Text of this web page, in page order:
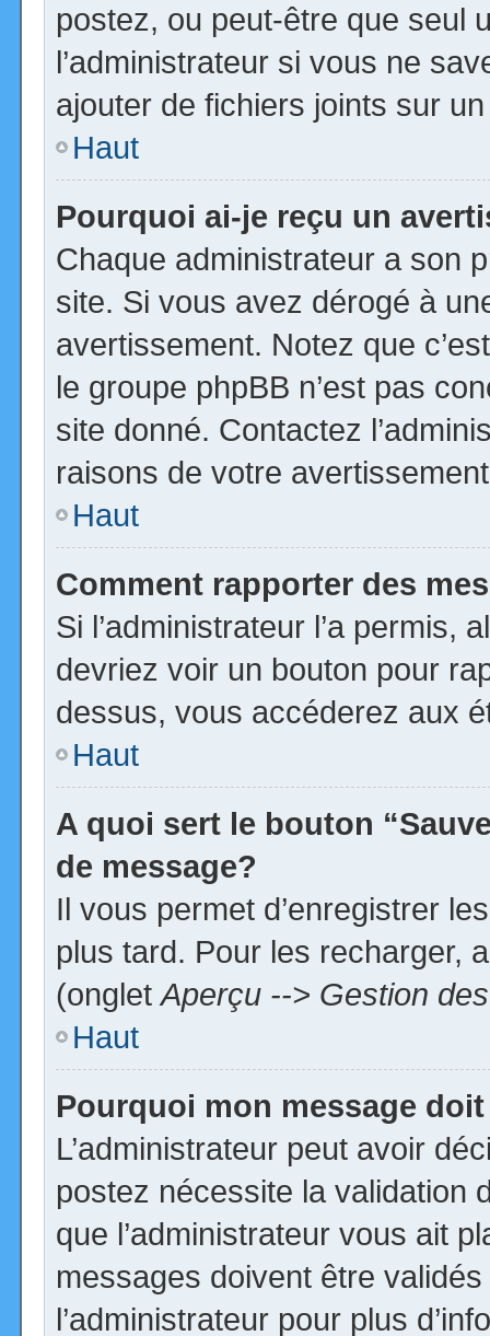
postez, ou peut-être que seul
l’administrateur si vous ne
ajouter de fichiers joints sur
Haut
Pourquoi ai-je reçu un
Chaque administrateur a son
site. Si vous avez dérogé à
avertissement. Notez que
le groupe phpBB n’est pas
site donné. Contactez
raisons de votre
Haut
Comment rapporter des
Si l’administrateur l’a permis,
devriez voir un bouton pour
dessus, vous accéderez aux
Haut
A quoi sert le bouton
de message?
Il vous permet d’enregistrer
plus tard. Pour les recharger,
(ongletAperçu --> Gestion
Haut
Pourquoi mon message
L’administrateur peut avoir
postez nécessite la validation
que l’administrateur vous ait
messages doivent être
l’administrateur pour plus